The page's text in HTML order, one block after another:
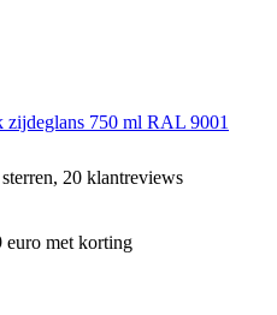
750 ml RAL 9001
20 klantreviews
euro met korting